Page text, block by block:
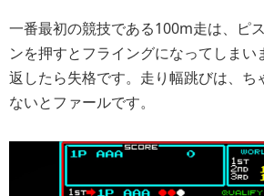
一番最初の競技である100m走は、ピ
ンを押すとフライングになってしまい
返したら失格です。走り幅跳びは、ち
ないとファールです。